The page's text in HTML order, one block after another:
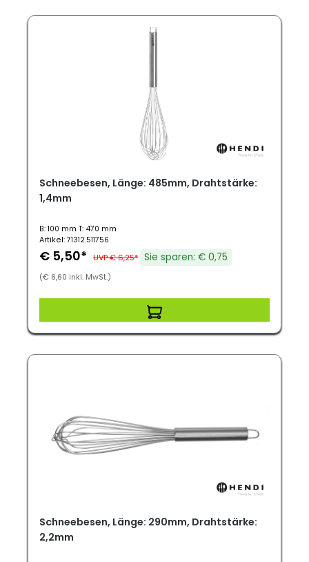
Schneebesen, Länge: 485mm, Drahtstärke:
1,4mm
B: 100 mm T: 470 mm
Artikel: 71312.511756
€ 5,50* UVP € 6,25* Sie sparen: € 0,75
(€ 6,60 inkl. MwSt.)
Schneebesen, Länge: 290mm, Drahtstärke:
2,2mm